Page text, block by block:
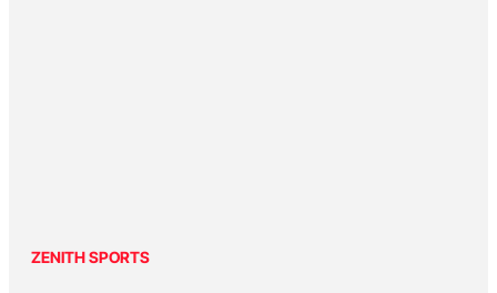
ZENITH SPORTS